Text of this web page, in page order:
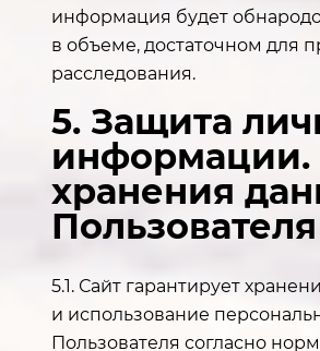
информация будет
в объеме, достаточном для
расследования.
5. Защита
информации.
хранения
Пользователя
5.1. Сайт гарантирует
и использование
Пользователя согласно